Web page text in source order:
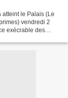
le Palais (Le
vendredi 2
exécrable des